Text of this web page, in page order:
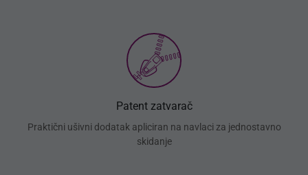
Patent zatvarač
Praktični ušivni dodatak apliciran na navlaci za jednostavno
skidanje